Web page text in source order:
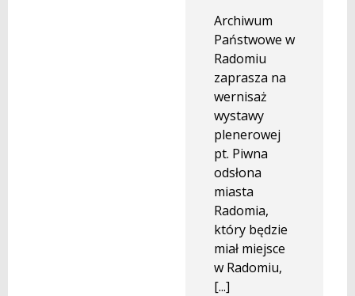
Archiwum
Państwowe w
Radomiu
zaprasza na
wernisaż
wystawy
plenerowej
pt. Piwna
odsłona
miasta
Radomia,
który będzie
miał miejsce
w Radomiu,
[...]